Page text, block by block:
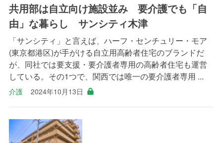
共用部は自立向け施設並み 要介護でも「自
由」な暮らし サンシティ木津
「サンシティ」と言えば、ハーフ・センチュリー・モア
(東京都港区)が手がける自立用高齢者住宅のブランドだ
が、同社では要支援・要介護者専用の高齢者住宅も運営
している。その1つで、関西では唯一の要介護者専用 ...
介護 2024年10月13日